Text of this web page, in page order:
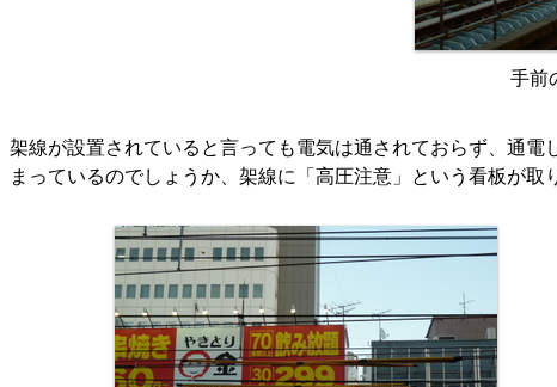
手前
架線が設置されていると言っても電気は通されておらず、通
まっているのでしょうか、架線に「高圧注意」という看板が取